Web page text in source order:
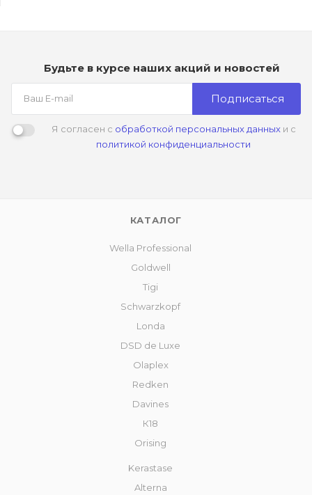
Будьте в курсе наших акций и новостей
Подписаться
Я согласен с обработкой персональных данныхи с
политикой конфиденциальности
КАТАЛОГ
Wella Professional
Goldwell
Tigi
Schwarzkopf
Londa
DSD de Luxe
Olaplex
Redken
Davines
К18
Orising
Kerastase
Alterna